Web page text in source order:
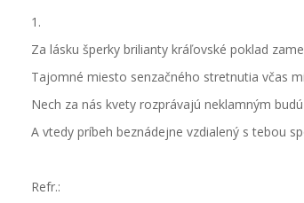
1.
Za lásku šperky brilianty kráľovské poklad
Tajomné miesto senzačného stretnutia včas
Nech za nás kvety rozprávajú neklamným
A vtedy príbeh beznádejne vzdialený s tebou
Refr.: